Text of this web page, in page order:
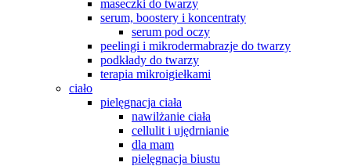
maseczki do twarzy
serum, boostery i koncentraty
serum pod oczy
peelingi i mikrodermabrazje do twarzy
podkłady do twarzy
terapia mikroigiełkami
ciało
pielęgnacja ciała
nawilżanie ciała
cellulit i ujędrnianie
dla mam
pielęgnacja biustu